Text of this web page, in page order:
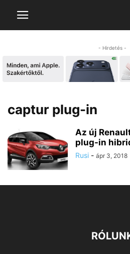
- Hirdetés -
captur plug-in
Az új
plug-in
Rusi - ápr 3, 2018